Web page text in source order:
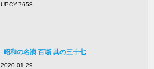
UPCY-7658
和の名演 百噺 其の三十七
2020.01.29